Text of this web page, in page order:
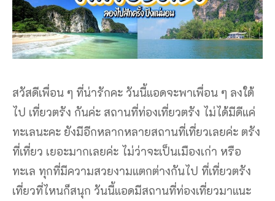
สวัสดีเพื่อน ๆ ที่น่ารักคะ วันนี้แอดจะพาเพื่อน ๆ ลงใต้
ไป เที่ยวตรัง กันค่ะ สถานที่ท่องเที่ยวตรัง ไม่ได้มีดีแค่
ทะเลนะคะ ยังมีอีกหลากหลายสถานที่เที่ยวเลยค่ะ ตรัง
ที่เที่ยว เยอะมากเลยค่ะ ไม่ว่าจะเป็นเมืองเก่า หรือ
ทะเล ทุกที่มีความสวยงามแตกต่างกันไป ที่เที่ยวตรัง
เที่ยวที่ไหนก็สนุก วันนี้แอดมีสถานที่ท่องเที่ยวมาแนะ